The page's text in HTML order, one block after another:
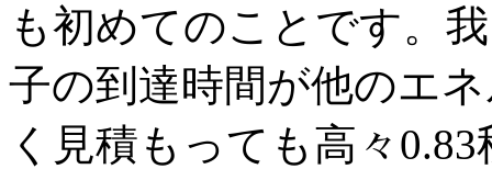
も初めてのことです。
子の到達時間が他のエ
く見積もっても高々